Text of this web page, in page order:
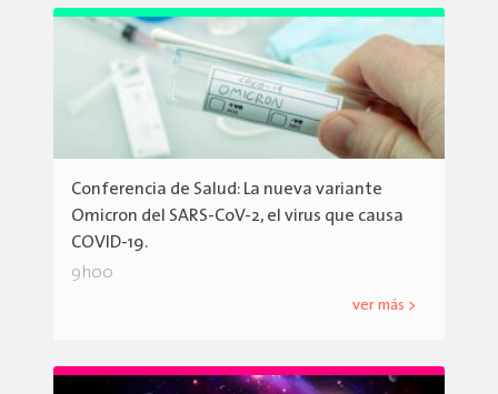
Conferencia de Salud: La nueva variante
Omicron del SARS-CoV-2, el virus que causa
COVID-19.
9h00
ver más >